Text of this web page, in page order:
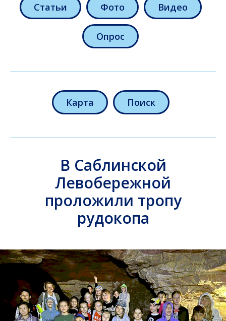
Статьи Фото Видео
Опрос
Карта Поиск
В Саблинской
Левобережной
проложили тропу
рудокопа